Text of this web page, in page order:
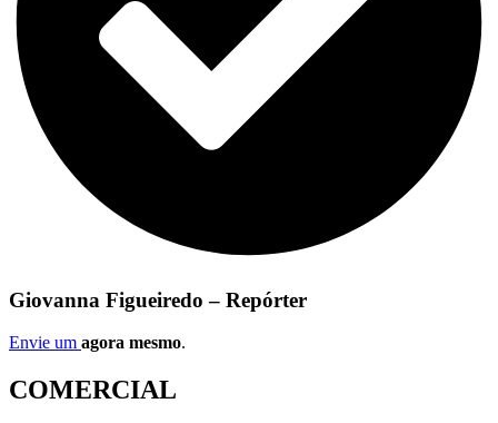
Giovanna Figueiredo – Repórter
Envie um agora mesmo.
COMERCIAL